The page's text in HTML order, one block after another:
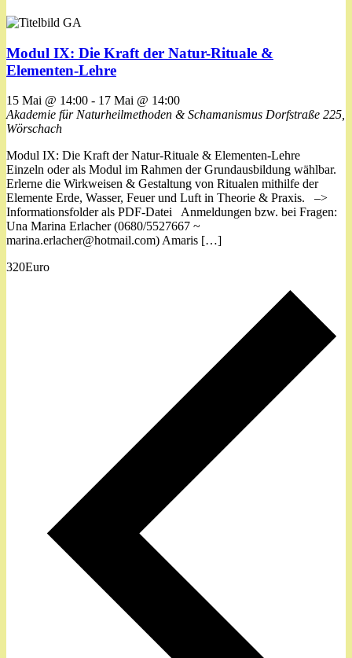
Modul IX: Die Kraft der Natur-Rituale &
Elementen-Lehre
15 Mai @ 14:00 - 17 Mai @ 14:00
Akademie für Naturheilmethoden & Schamanismus Dorfstraße 225,
Wörschach
Modul IX: Die Kraft der Natur-Rituale & Elementen-Lehre
Einzeln oder als Modul im Rahmen der Grundausbildung wählbar.
Erlerne die Wirkweisen & Gestaltung von Ritualen mithilfe der
Elemente Erde, Wasser, Feuer und Luft in Theorie & Praxis. –>
Informationsfolder als PDF-Datei Anmeldungen bzw. bei Fragen:
Una Marina Erlacher (0680/5527667 ~
marina.erlacher@hotmail.com) Amaris […]
320Euro